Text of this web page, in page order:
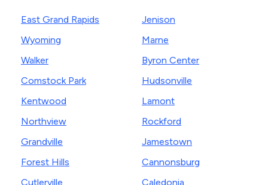
East Grand Rapids
Wyoming
Walker
Comstock Park
Kentwood
Northview
Grandville
Forest Hills
Cutlerville
Jenison
Marne
Byron Center
Hudsonville
Lamont
Rockford
Jamestown
Cannonsburg
Caledonia